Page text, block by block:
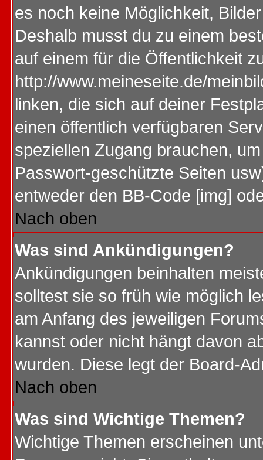
es noch keine Möglichkeit,
Deshalb musst du zu einem
auf einem für die Öffentlichkeit
http://www.meineseite.de/
linken, die sich auf deiner
einen öffentlich verfügbaren
speziellen Zugang brauchen,
Passwort-geschützte Seiten
entweder den BB-Code [img]
Nach oben
Was sind Ankündigungen?
Ankündigungen beinhalten
solltest sie so früh wie möglich
am Anfang des jeweiligen
kannst oder nicht hängt davon
wurden. Diese legt der Board-
Nach oben
Was sind Wichtige Themen?
Wichtige Themen erscheinen